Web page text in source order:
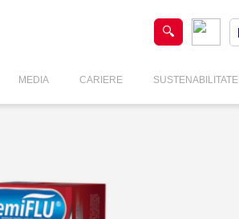
MEDIA CARIERE SUSTENABILITATE